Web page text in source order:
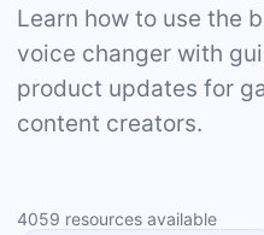
Learn how to use the
voice changer with
product updates for
content creators.
4059 resources available